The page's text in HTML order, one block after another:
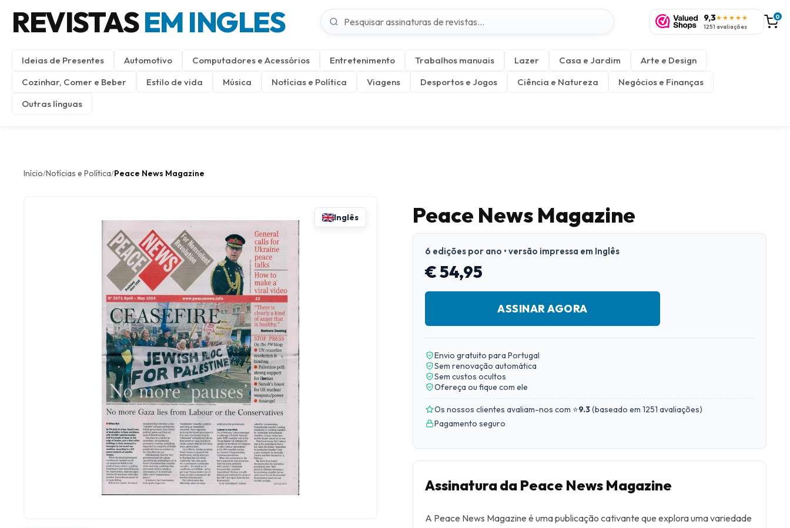
REVISTASEM INGLES 9,3★★★★★
1251 avaliações
0
Ideias de Presentes Automotivo Computadores e Acessórios Entretenimento Trabalhos manuais Lazer Casa e Jardim
Arte e Design
Cozinhar, Comer e Beber
Estilo de vida Música Notícias e Política Viagens Desportos e Jogos Ciência e Natureza
Negócios e Finanças
Outras línguas
Início/Notícias e Política/Peace News Magazine
Inglês Peace News Magazine
6 edições por ano • versão impressa em Inglês
€ 54,95
ASSINAR AGORA
Envio gratuito para Portugal
Sem renovação automática
Sem custos ocultos
Ofereça ou fique com ele
Os nossos clientes avaliam-nos com ⭐9.3(baseado em 1251 avaliações)
Pagamento seguro
Assinatura da Peace News Magazine
A Peace News Magazine é uma publicação cativante que explora uma variedade